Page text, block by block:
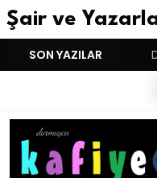
Şair ve
SON YAZILAR
DOĞUM GÜNÜM!